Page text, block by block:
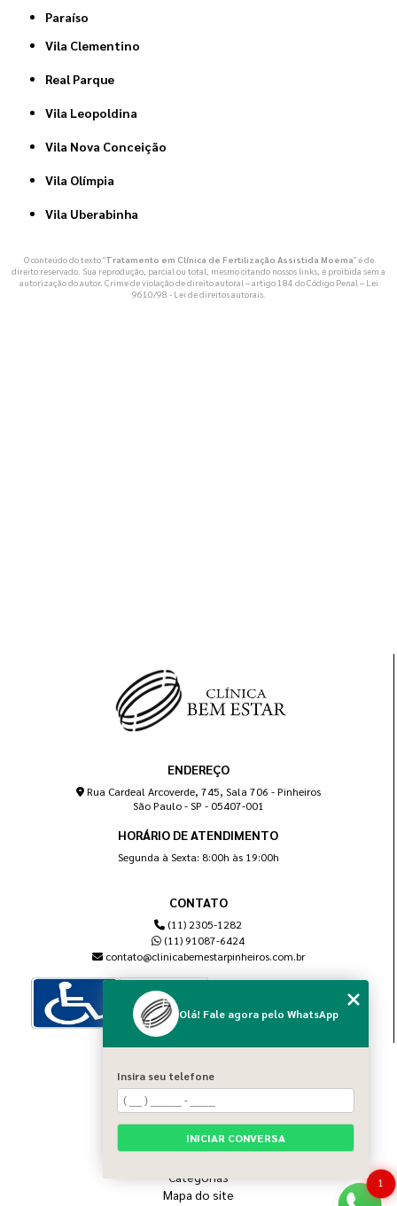
Paraíso
Vila Clementino
Real Parque
Vila Leopoldina
Vila Nova Conceição
Vila Olímpia
Vila Uberabinha
O conteúdo do texto "Tratamento em Clínica de Fertilização Assistida Moema" é de
direito reservado. Sua reprodução, parcial ou total, mesmo citando nossos links, é proibida sem a
autorização do autor. Crime de violação de direito autoral – artigo 184 do Código Penal – Lei
9610/98 - Lei de direitos autorais.
ENDEREÇO
Rua Cardeal Arcoverde, 745, Sala 706 - Pinheiros
São Paulo - SP - 05407-001
HORÁRIO DE ATENDIMENTO
Segunda à Sexta: 8:00h às 19:00h
CONTATO
(11) 2305-1282
(11) 91087-6424
contato@clinicabemestarpinheiros.com.br
Home
Sobre nós
Blog
Serviços
Categorias
Mapa do site
1
Olá! Fale agora pelo WhatsApp
Insira seu telefone
INICIAR CONVERSA